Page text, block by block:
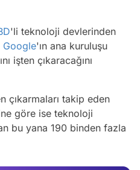
'li teknoloji devlerinden
Google'ın ana kuruluşu
işten çıkaracağını
çıkarmaları takip eden
göre ise teknoloji
bu yana 190 binden fazla
Video